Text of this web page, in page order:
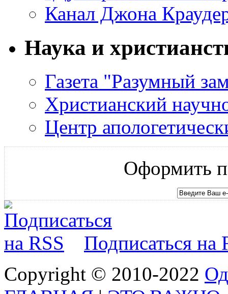
Канал Джона
Наука и
Газета "Разумный
Христианский
Центр
Оформить
Подписаться на
Copyright © 2010-2022